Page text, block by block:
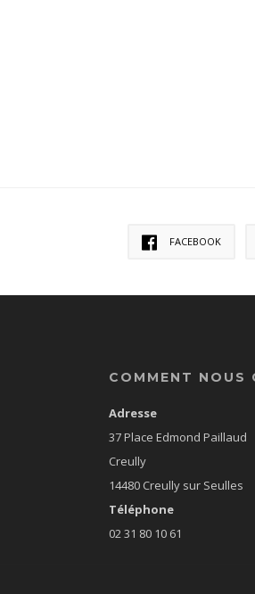
FACEBOOK
COMMENT NOUS
Adresse
37 Place Edmond Paillaud
Creully
14480 Creully sur Seulles
Téléphone
02 31 80 10 61